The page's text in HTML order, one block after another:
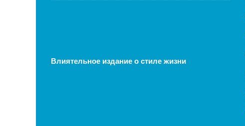
Влиятельное издание о стиле жизни